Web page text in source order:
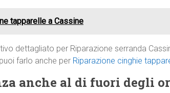
tapparelle a Cassine
dettagliato per Riparazione serranda
farlo anche per Riparazione cinghie
anche al di fuori degli